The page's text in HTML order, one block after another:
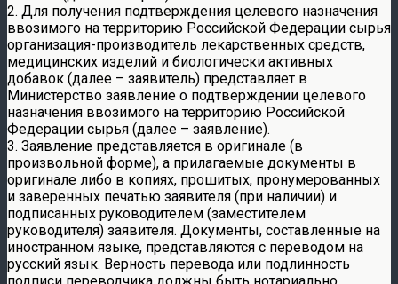
2. Для получения подтверждения целевого назначения
ввозимого на территорию Российской Федерации сырья
организация-производитель лекарственных средств,
медицинских изделий и биологически активных
добавок (далее – заявитель) представляет в
Министерство заявление о подтверждении целевого
назначения ввозимого на территорию Российской
Федерации сырья (далее – заявление).
3. Заявление представляется в оригинале (в
произвольной форме), а прилагаемые документы в
оригинале либо в копиях, прошитых, пронумерованных
и заверенных печатью заявителя (при наличии) и
подписанных руководителем (заместителем
руководителя) заявителя. Документы, составленные на
иностранном языке, представляются с переводом на
русский язык. Верность перевода или подлинность